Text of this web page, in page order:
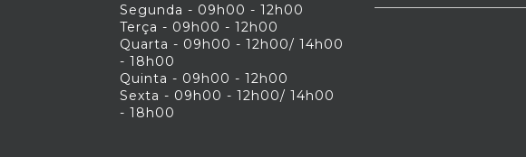
Segunda - 09h00 - 12h00
Terça - 09h00 - 12h00
Quarta - 09h00 - 12h00/ 14h00
- 18h00
Quinta - 09h00 - 12h00
Sexta - 09h00 - 12h00/ 14h00
- 18h00